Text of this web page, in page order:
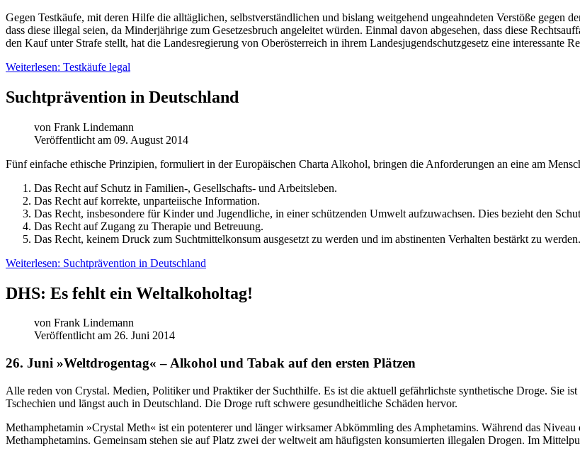
Gegen Testkäufe, mit deren Hilfe die alltäglichen, selbstverständlichen und bislang weitgehend ungeahndeten Verstöße gegen
dass diese illegal seien, da Minderjährige zum Gesetzesbruch angeleitet würden. Einmal davon abgesehen, dass diese
den Kauf unter Strafe stellt, hat die Landesregierung von Oberösterreich in ihrem Landesjugendschutzgesetz eine interessante
Weiterlesen: Testkäufe legal
Suchtprävention in Deutschland
von Frank Lindemann
Veröffentlicht am 09. August 2014
Fünf einfache ethische Prinzipien, formuliert in der Europäischen Charta Alkohol, bringen die Anforderungen an eine am
Das Recht auf Schutz in Familien-, Gesellschafts- und Arbeitsleben.
Das Recht auf korrekte, unparteiische Information.
Das Recht, insbesondere für Kinder und Jugendliche, in einer schützenden Umwelt aufzuwachsen. Dies bezieht den
Das Recht auf Zugang zu Therapie und Betreuung.
Das Recht, keinem Druck zum Suchtmittelkonsum ausgesetzt zu werden und im abstinenten Verhalten bestärkt zu werden.
Weiterlesen: Suchtprävention in Deutschland
DHS: Es fehlt ein Weltalkoholtag!
von Frank Lindemann
Veröffentlicht am 26. Juni 2014
26. Juni »Weltdrogentag« – Alkohol und Tabak auf den ersten Plätzen
Alle reden von Crystal. Medien, Politiker und Praktiker der Suchthilfe. Es ist die aktuell gefährlichste synthetische Droge. Sie
Tschechien und längst auch in Deutschland. Die Droge ruft schwere gesundheitliche Schäden hervor.
Methamphetamin »Crystal Meth« ist ein potenterer und länger wirksamer Abkömmling des Amphetamins. Während das
Methamphetamins. Gemeinsam stehen sie auf Platz zwei der weltweit am häufigsten konsumierten illegalen Drogen. Im